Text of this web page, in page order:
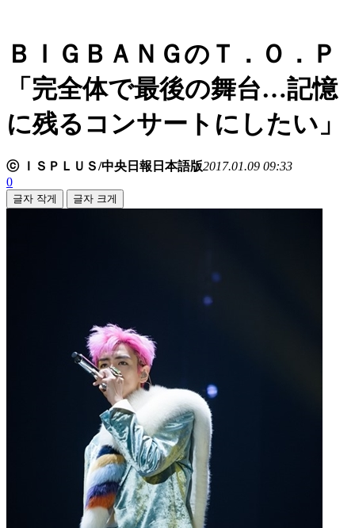
ＢＩＧＢＡＮＧのＴ．Ｏ．Ｐ
「完全体で最後の舞台…記憶
に残るコンサートにしたい」
ⓒ ＩＳＰＬＵＳ/中央日報日本語版2017.01.09 09:33
0
글자 작게 글자 크게